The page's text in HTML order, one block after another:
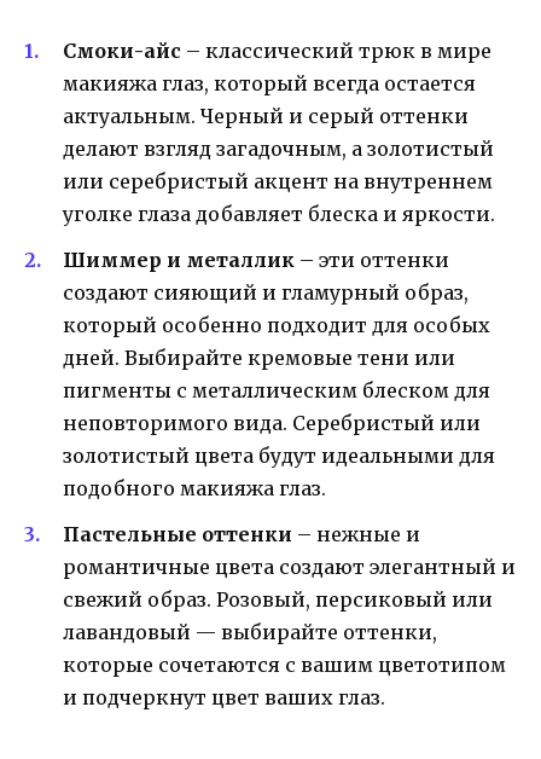
Смоки-айс – классический трюк в мире
макияжа глаз, который всегда остается
актуальным. Черный и серый оттенки
делают взгляд загадочным, а золотистый
или серебристый акцент на внутреннем
уголке глаза добавляет блеска и яркости.
Шиммер и металлик – эти оттенки
создают сияющий и гламурный образ,
который особенно подходит для особых
дней. Выбирайте кремовые тени или
пигменты с металлическим блеском для
неповторимого вида. Серебристый или
золотистый цвета будут идеальными для
подобного макияжа глаз.
Пастельные оттенки – нежные и
романтичные цвета создают элегантный и
свежий образ. Розовый, персиковый или
лавандовый — выбирайте оттенки,
которые сочетаются с вашим цветотипом
и подчеркнут цвет ваших глаз.